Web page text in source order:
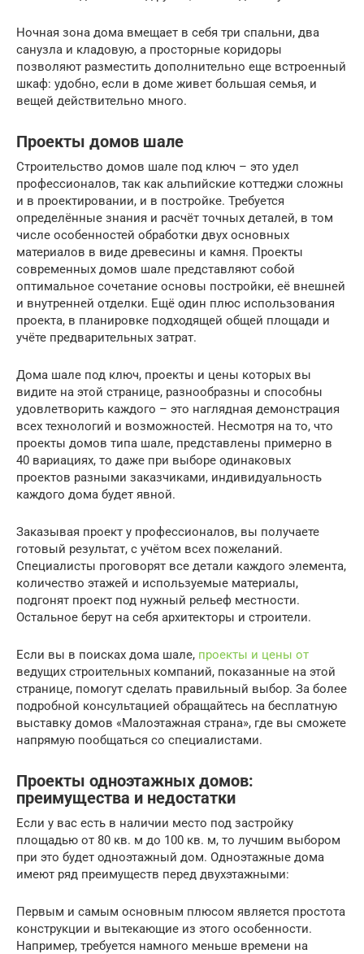
Ночная зона дома вмещает в себя три спальни, два
санузла и кладовую, а просторные коридоры
позволяют разместить дополнительно еще встроенный
шкаф: удобно, если в доме живет большая семья, и
вещей действительно много.
Проекты домов шале
Строительство домов шале под ключ – это удел
профессионалов, так как альпийские коттеджи сложны
и в проектировании, и в постройке. Требуется
определённые знания и расчёт точных деталей, в том
числе особенностей обработки двух основных
материалов в виде древесины и камня. Проекты
современных домов шале представляют собой
оптимальное сочетание основы постройки, её внешней
и внутренней отделки. Ещё один плюс использования
проекта, в планировке подходящей общей площади и
учёте предварительных затрат.
Дома шале под ключ, проекты и цены которых вы
видите на этой странице, разнообразны и способны
удовлетворить каждого – это наглядная демонстрация
всех технологий и возможностей. Несмотря на то, что
проекты домов типа шале, представлены примерно в
40 вариациях, то даже при выборе одинаковых
проектов разными заказчиками, индивидуальность
каждого дома будет явной.
Заказывая проект у профессионалов, вы получаете
готовый результат, с учётом всех пожеланий.
Специалисты проговорят все детали каждого элемента,
количество этажей и используемые материалы,
подгонят проект под нужный рельеф местности.
Остальное берут на себя архитекторы и строители.
Если вы в поисках дома шале, проекты и цены от
ведущих строительных компаний, показанные на этой
странице, помогут сделать правильный выбор. За более
подробной консультацией обращайтесь на бесплатную
выставку домов «Малоэтажная страна», где вы сможете
напрямую пообщаться со специалистами.
Проекты одноэтажных домов:
преимущества и недостатки
Если у вас есть в наличии место под застройку
площадью от 80 кв. м до 100 кв. м, то лучшим выбором
при это будет одноэтажный дом. Одноэтажные дома
имеют ряд преимуществ перед двухэтажными:
Первым и самым основным плюсом является простота
конструкции и вытекающие из этого особенности.
Например, требуется намного меньше времени на